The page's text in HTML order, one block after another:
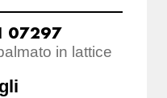
07297
in lattice